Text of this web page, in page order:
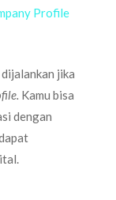
Profile
jika
Kamu bisa
dengan